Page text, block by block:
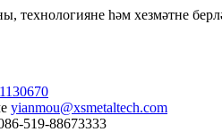
технологияне һәм хезмәтне
yianmou@xsmetaltech.com
519-88673333